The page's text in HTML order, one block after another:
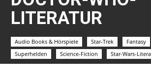
LITERATUR
Audio Books & Hörspiele Star-Trek
Fantasy
Superhelden
Science-Fiction Star-Wars-